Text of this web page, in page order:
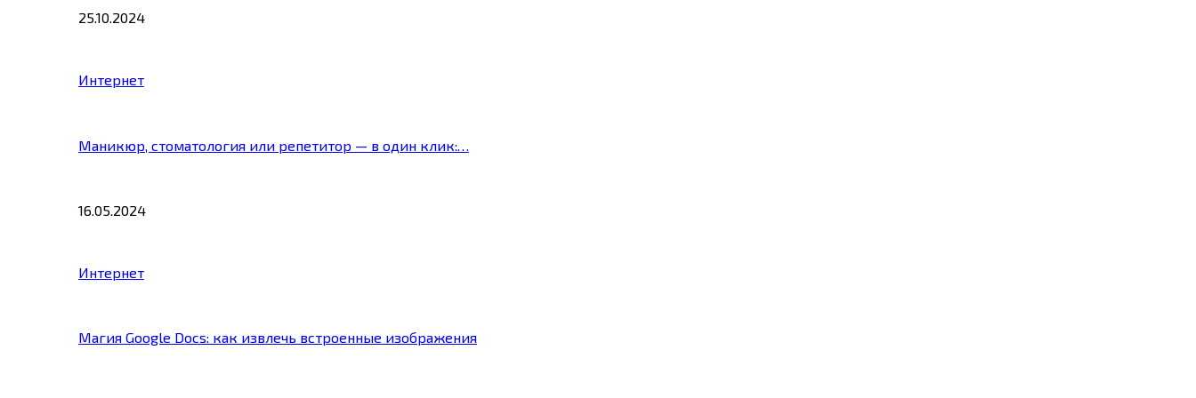
25.10.2024
Интернет
Маникюр, стоматология или репетитор — в один клик:…
16.05.2024
Интернет
Магия Google Docs: как извлечь встроенные изображения